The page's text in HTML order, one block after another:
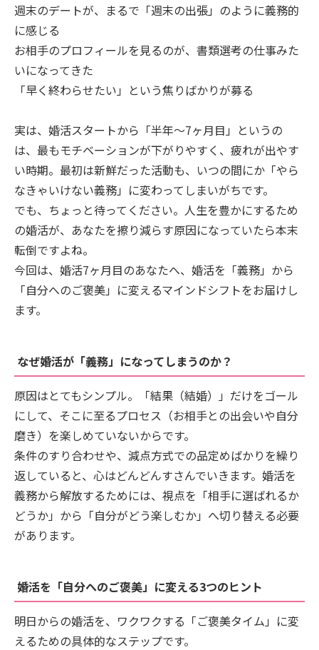
週末のデートが、まるで「週末の出張」のように義務的
に感じる
お相手のプロフィールを見るのが、書類選考の仕事みた
いになってきた
「早く終わらせたい」という焦りばかりが募る
実は、婚活スタートから「半年〜7ヶ月目」というの
は、最もモチベーションが下がりやすく、疲れが出やす
い時期。最初は新鮮だった活動も、いつの間にか「やら
なきゃいけない義務」に変わってしまいがちです。
でも、ちょっと待ってください。人生を豊かにするため
の婚活が、あなたを擦り減らす原因になっていたら本末
転倒ですよね。
今回は、婚活7ヶ月目のあなたへ、婚活を「義務」から
「自分へのご褒美」に変えるマインドシフトをお届けし
ます。
なぜ婚活が「義務」になってしまうのか？
原因はとてもシンプル。「結果（結婚）」だけをゴール
にして、そこに至るプロセス（お相手との出会いや自分
磨き）を楽しめていないからです。
条件のすり合わせや、減点方式での品定めばかりを繰り
返していると、心はどんどんすさんでいきます。婚活を
義務から解放するためには、視点を「相手に選ばれるか
どうか」から「自分がどう楽しむか」へ切り替える必要
があります。
婚活を「自分へのご褒美」に変える3つのヒント
明日からの婚活を、ワクワクする「ご褒美タイム」に変
えるための具体的なステップです。